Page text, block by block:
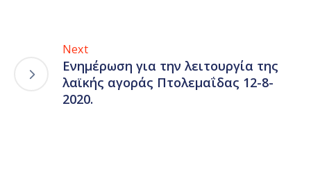
Next
Ενημέρωση για την λειτουργία της
λαϊκής αγοράς Πτολεμαΐδας 12-8-
2020.